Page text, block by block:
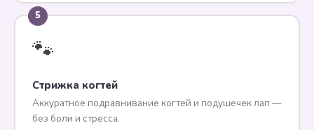
5
🐾
Стрижка когтей
Аккуратное подравнивание когтей и подушечек лап —
без боли и стресса.